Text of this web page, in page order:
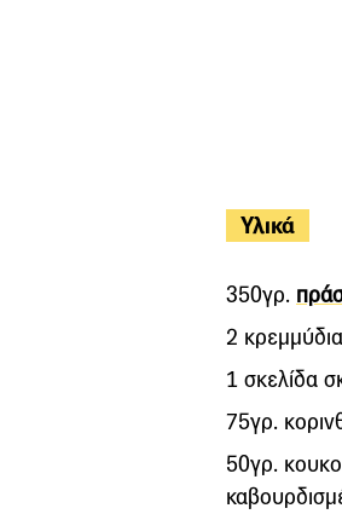
Υλικά
350γρ.
2
1 σκελίδα
75γρ.
50γρ.